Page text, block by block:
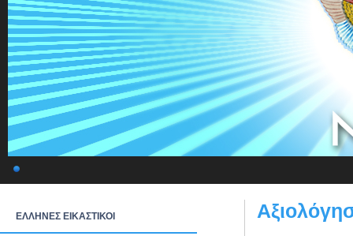
ΕΛΛΗΝΕΣ ΕΙΚΑΣΤΙΚΟΙ